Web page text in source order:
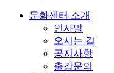
문화센터 소개
인사말
오시는 길
공지사항
출강문의